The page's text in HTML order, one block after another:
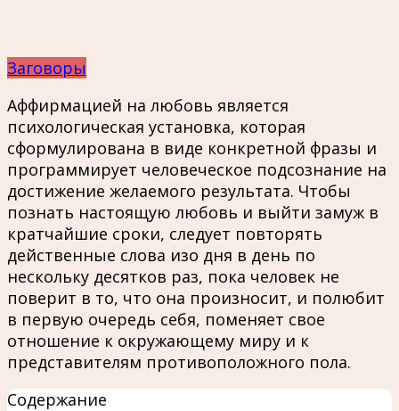
Заговоры
Аффирмацией на любовь является
психологическая установка, которая
сформулирована в виде конкретной фразы и
программирует человеческое подсознание на
достижение желаемого результата. Чтобы
познать настоящую любовь и выйти замуж в
кратчайшие сроки, следует повторять
действенные слова изо дня в день по
нескольку десятков раз, пока человек не
поверит в то, что она произносит, и полюбит
в первую очередь себя, поменяет свое
отношение к окружающему миру и к
представителям противоположного пола.
Содержание